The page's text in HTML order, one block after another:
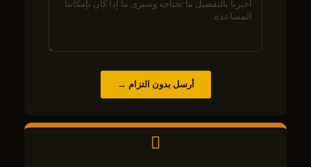
أرسل بدون التزام →